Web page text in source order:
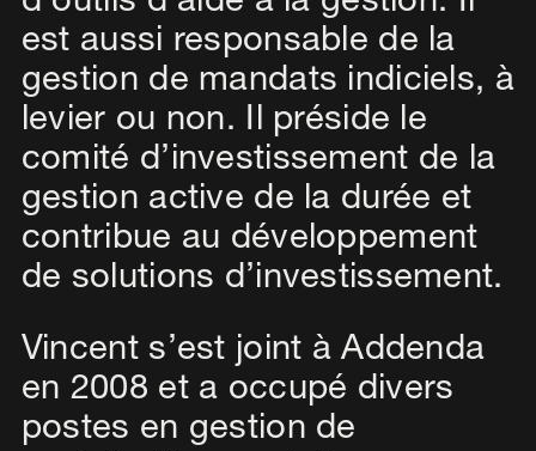
est aussi responsable de la
gestion de mandats indiciels, à
levier ou non. Il préside le
comité d’investissement de la
gestion active de la durée et
contribue au développement
de solutions d’investissement.
Vincent s’est joint à Addenda
en 2008 et a occupé divers
postes en gestion de